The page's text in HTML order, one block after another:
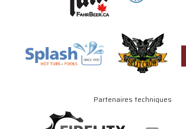
Partenaires techniques